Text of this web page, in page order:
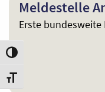
Umschalten auf hohe
Schrift vergrößern
Meldestelle
Erste